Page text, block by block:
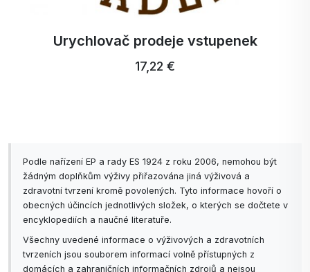
Urychlovač prodeje vstupenek
17,22 €
Podle nařízení EP a rady ES 1924 z roku 2006, nemohou být
žádným doplňkům výživy přiřazována jiná výživová a
zdravotní tvrzení kromě povolených. Tyto informace hovoří o
obecných účincích jednotlivých složek, o kterých se dočtete v
encyklopediích a naučné literatuře.
Všechny uvedené informace o výživových a zdravotních
tvrzeních jsou souborem informací volně přístupných z
domácích a zahraničních informačních zdrojů a nejsou